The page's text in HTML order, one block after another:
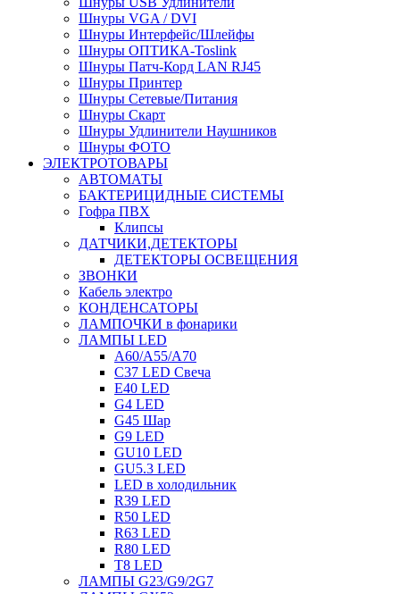
Шнуры VGA / DVI
Шнуры Интерфейс/Шлейфы
Шнуры ОПТИКА-Toslink
Шнуры Патч-Корд LAN RJ45
Шнуры Принтер
Шнуры Сетевые/Питания
Шнуры Скарт
Шнуры Удлинители Наушников
Шнуры ФОТО
ЭЛЕКТРОТОВАРЫ
АВТОМАТЫ
БАКТЕРИЦИДНЫЕ СИСТЕМЫ
Гофра ПВХ
Клипсы
ДАТЧИКИ,ДЕТЕКТОРЫ
ДЕТЕКТОРЫ ОСВЕЩЕНИЯ
ЗВОНКИ
Кабель электро
КОНДЕНСАТОРЫ
ЛАМПОЧКИ в фонарики
ЛАМПЫ LED
A60/A55/A70
C37 LED Свеча
E40 LED
G4 LED
G45 Шар
G9 LED
GU10 LED
GU5.3 LED
LED в холодильник
R39 LED
R50 LED
R63 LED
R80 LED
T8 LED
ЛАМПЫ G23/G9/2G7